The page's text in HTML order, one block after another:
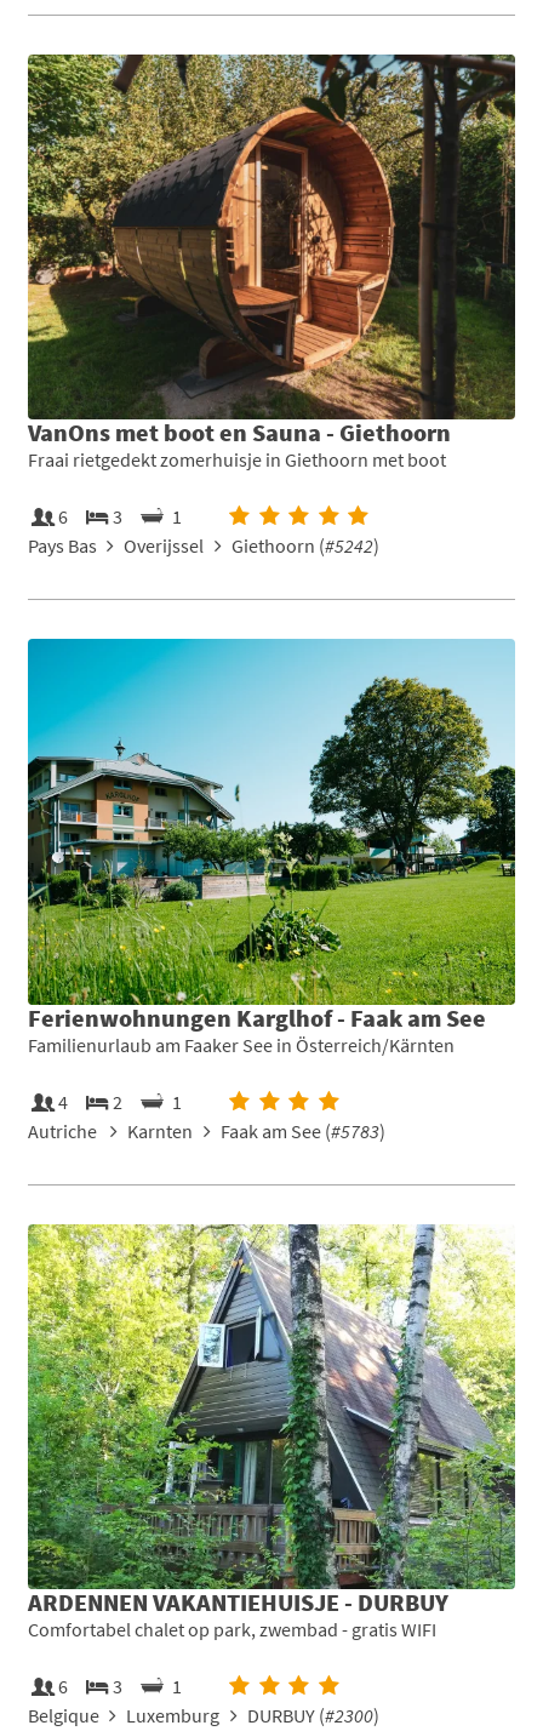
VanOns met boot en Sauna - Giethoorn
Fraai rietgedekt zomerhuisje in Giethoorn met boot
6 3
1
Pays Bas
Overijssel Giethoorn (#5242)
Ferienwohnungen Karglhof - Faak am See
Familienurlaub am Faaker See in Österreich/Kärnten
4 2
1
Autriche
Karnten Faak am See (#5783)
ARDENNEN VAKANTIEHUISJE - DURBUY
Comfortabel chalet op park, zwembad - gratis WIFI
6 3
1
Belgique
Luxemburg DURBUY (#2300)